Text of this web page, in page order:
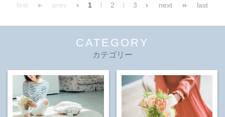
first prev 1 2 3 next last
CATEGORY
カテゴリー